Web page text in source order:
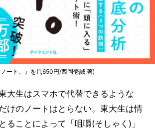
ノート。』を(1,650円/西岡壱誠 著)
大生はスマホで代替できるような
けのノートはとらない。東大生は情
ることによって「咀嚼(そしゃく)」